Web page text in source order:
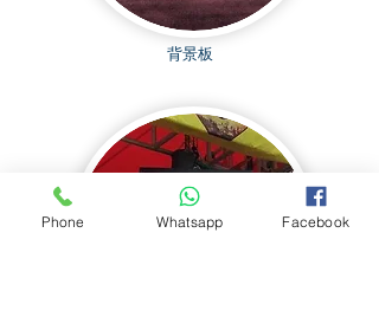
​背景板
Phone Whatsapp Facebook